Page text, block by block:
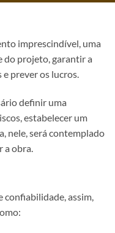
imprescindível, uma
do projeto, garantir a
prever os lucros.
definir uma
estabelecer um
nele, será contemplado
a obra.
confiabilidade, assim,